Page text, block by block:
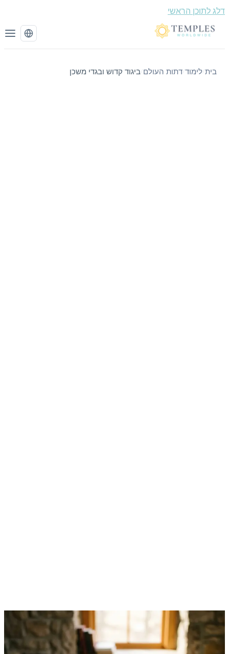
הראשי
לימוד/דתות העולם /ביגוד קדוש ובגדי משכן